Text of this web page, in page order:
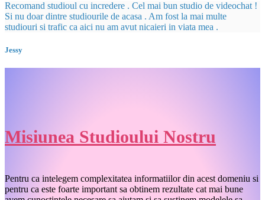
Recomand studioul cu incredere . Cel mai bun studio de videochat !
Si nu doar dintre studiourile de acasa . Am fost la mai multe
studiouri si trafic ca aici nu am avut nicaieri in viata mea .
Jessy
Misiunea Studioului Nostru
Pentru ca intelegem complexitatea informatiilor din acest domeniu si
pentru ca este foarte important sa obtinem rezultate cat mai bune